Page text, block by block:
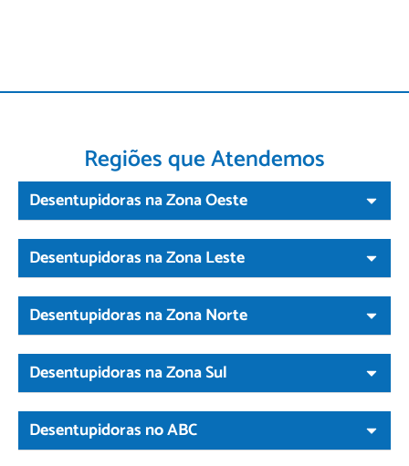
Regiões que Atendemos
Desentupidoras na Zona Oeste
Desentupidoras na Zona Leste
Desentupidoras na Zona Norte
Desentupidoras na Zona Sul
Desentupidoras no ABC